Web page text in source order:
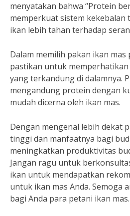
menyatakan bahwa “Protein
memperkuat sistem kekebalan
ikan lebih tahan terhadap
Dalam memilih pakan ikan
pastikan untuk
yang terkandung di dalamnya.
mengandung protein dengan
mudah dicerna oleh ikan mas.
Dengan mengenal lebih dekat
tinggi dan manfaatnya bagi
meningkatkan produktivitas
Jangan ragu untuk
ikan untuk mendapatkan
untuk ikan mas Anda. Semoga
bagi Anda para petani ikan mas.